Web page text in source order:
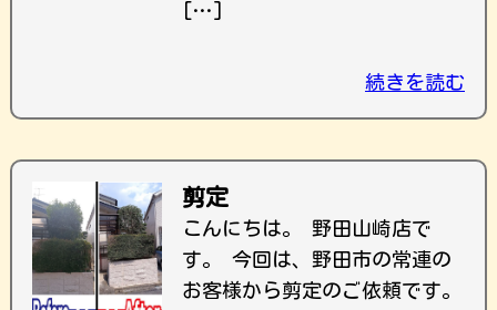
[…]
続きを読む
剪定
こんにちは。 野田山崎店で
す。 今回は、野田市の常連の
お客様から剪定のご依頼です。